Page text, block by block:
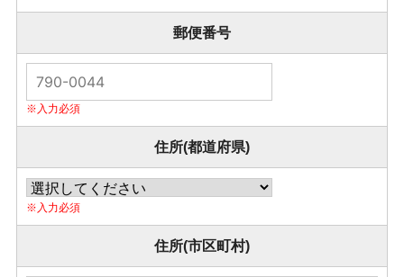
郵便番号
住所(都道府県)
住所(市区町村)